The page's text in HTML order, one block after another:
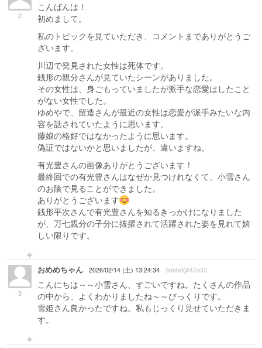
2
こんばんは！
初めまして。
私のトピックを見ていただき、コメントまでありがとうご
ざいます。
川辺で発見された女性は死体です。
銭形の親分さんが見ていたシーンがありました。
その女性は、身ごもっていましたが派手な恋愛はしたこと
がない女性でした。
ゆめやで、留造さんが最近の女性は恋愛が派手みたいな内
容を話されていたように思います。
藤娘の格好ではなかったように思います。
偽証ではないかと思いましたが、違いますね。
有光豊さんの画像ありがとうございます！
最終回での有光豊さんはなぜか見つけれなくて、小雪さん
のお陰で見ることができました。
ありがとうございます
銭形平次さんで有光豊さんを知るきっかけになりました
が、万七親分の子分に抜擢されて活躍された姿を見れて嬉
しい限りです。
3
おめめちゃん 2026/02/14 (土) 13:24:34 3ebbd@47a33
こんにちは～～小雪さん、すごいですね。たくさんの作品
の中から、よくわかりましたね～～びっくりです。
雪姫さん良かったですね。私もじっくり見せていただきま
す。